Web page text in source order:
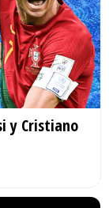
y Cristiano